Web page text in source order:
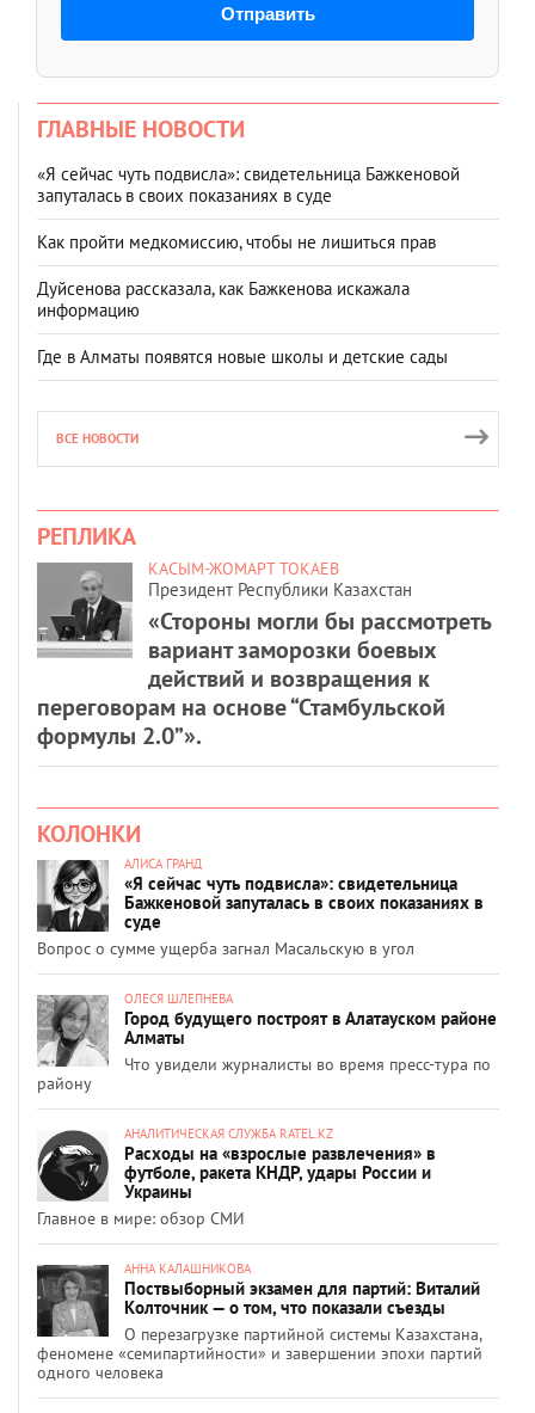
Отправить
ГЛАВНЫЕ НОВОСТИ
«Я сейчас чуть подвисла»: свидетельница Бажкеновой
запуталась в своих показаниях в суде
Как пройти медкомиссию, чтобы не лишиться прав
Дуйсенова рассказала, как Бажкенова искажала
информацию
Где в Алматы появятся новые школы и детские сады
ВСЕ НОВОСТИ
РЕПЛИКА
КАСЫМ-ЖОМАРТ ТОКАЕВ
Президент Республики Казахстан
«Стороны могли бы рассмотреть
вариант заморозки боевых
действий и возвращения к
переговорам на основе “Стамбульской
формулы 2.0”».
КОЛОНКИ
АЛИСА ГРАНД
«Я сейчас чуть подвисла»: свидетельница
Бажкеновой запуталась в своих показаниях в
суде
Вопрос о сумме ущерба загнал Масальскую в угол
ОЛЕСЯ ШЛЕПНЕВА
Город будущего построят в Алатауском районе
Алматы
Что увидели журналисты во время пресс-тура по
району
АНАЛИТИЧЕСКАЯ СЛУЖБА RATEL.KZ
Расходы на «взрослые развлечения» в
футболе, ракета КНДР, удары России и
Украины
Главное в мире: обзор СМИ
АННА КАЛАШНИКОВА
Поствыборный экзамен для партий: Виталий
Колточник — о том, что показали съезды
О перезагрузке партийной системы Казахстана,
феномене «семипартийности» и завершении эпохи партий
одного человека